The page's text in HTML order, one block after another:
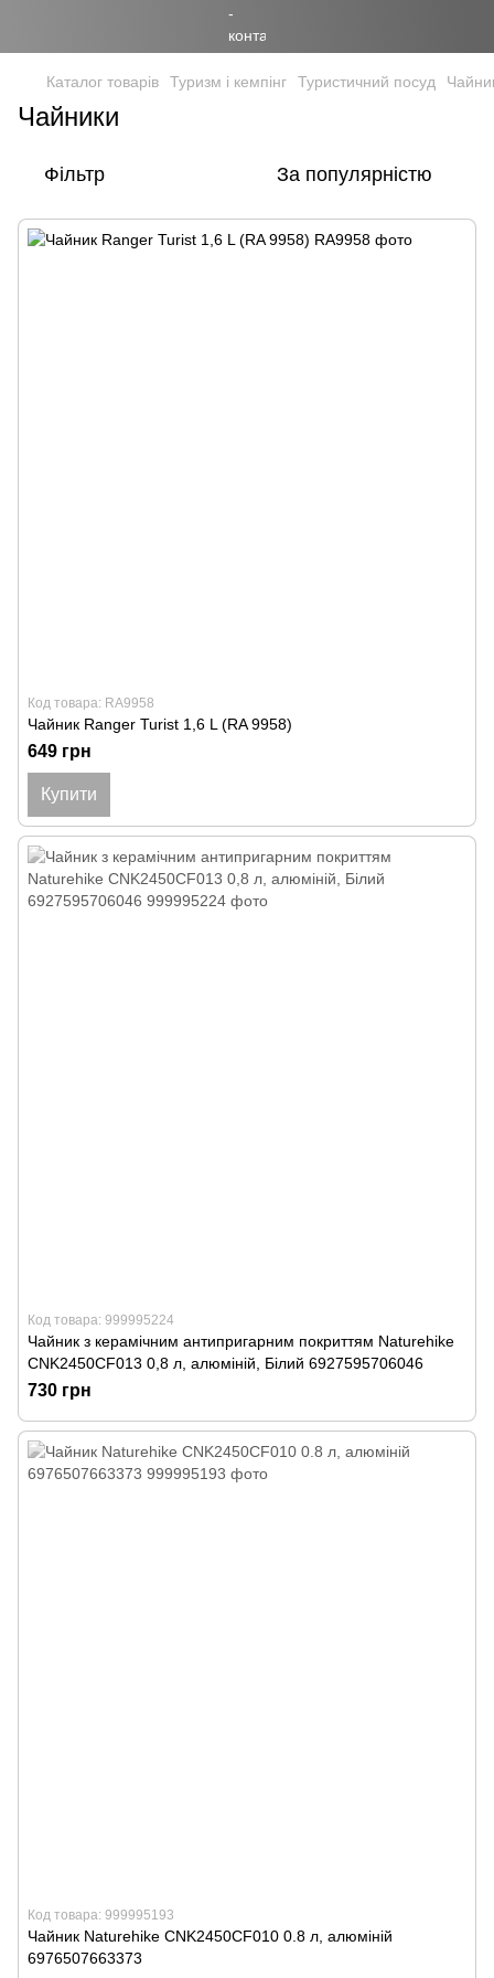
Каталог товарів Туризм і кемпінг Туристичний посуд
Чайники
Фільтр За популярністю
Код товара: RA9958
Чайник Ranger Turist 1,6 L (RA 9958)
649 грн
Купити
Код товара: 999995224
Чайник з керамічним антипригарним покриттям Naturehike
CNK2450CF013 0,8 л, алюміній, Білий 6927595706046
730 грн
Код товара: 999995193
Чайник Naturehike CNK2450CF010 0.8 л, алюміній
6976507663373